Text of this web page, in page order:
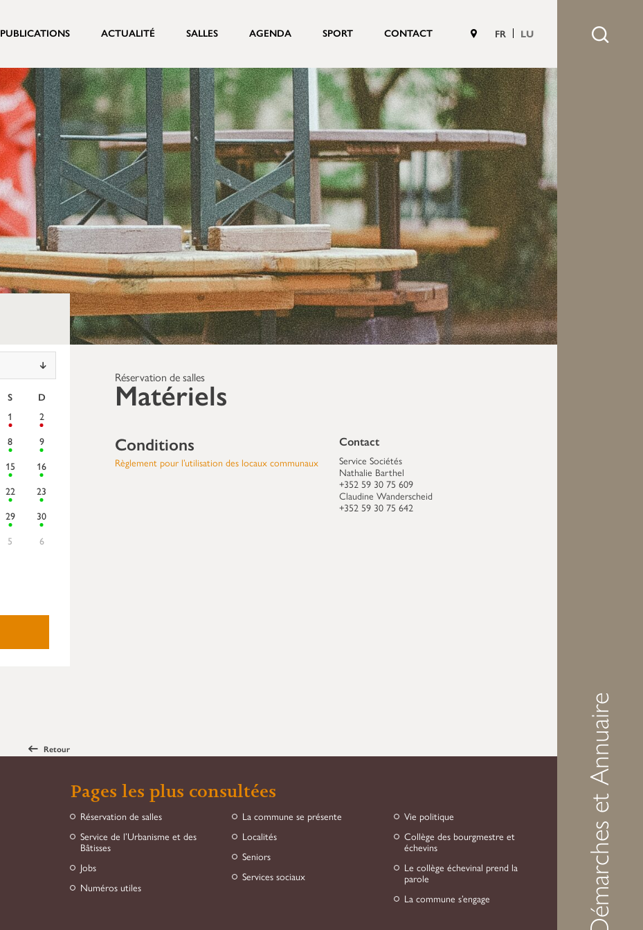
PUBLICATIONS ACTUALITÉ SALLES AGENDA SPORT CONTACT FR LU
Démarches et Annuaire
S
D
1
2
8
9
15
16
22
23
29
30
5 6
Retour
Réservation de salles
Matériels
Conditions
Règlement pour l’utilisation des locaux communaux
Contact
Service Sociétés
Nathalie Barthel
+352 59 30 75 609
Claudine Wanderscheid
+352 59 30 75 642
JJ
MM
slash
AAAA
JJ
AAAA
Pages les plus consultées
Réservation de salles
Service de l’Urbanisme et des
Bâtisses
Jobs
Numéros utiles
La commune se présente
Localités
Seniors
Services sociaux
Vie politique
Collège des bourgmestre et
échevins
Le collège échevinal prend la
parole
La commune s’engage